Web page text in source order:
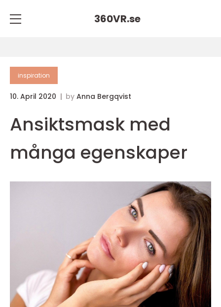
360VR.se
inspiration
10. April 2020 by Anna Bergqvist
Ansiktsmask med
många egenskaper